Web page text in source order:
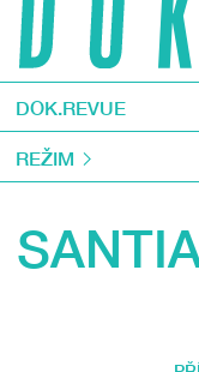
DOK.REVUE
REŽIM